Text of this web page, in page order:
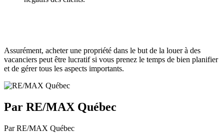
Assurément, acheter une propriété dans le but de la louer à des
vacanciers peut être lucratif si vous prenez le temps de bien planifier
et de gérer tous les aspects importants.
Par RE/MAX Québec
Par RE/MAX Québec